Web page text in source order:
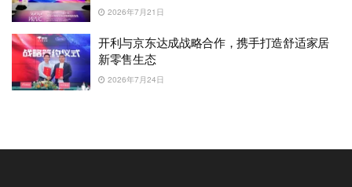
2026年7月21日
开利与京东达成战略合作，携手打造舒适家居
新零售生态
2026年7月24日